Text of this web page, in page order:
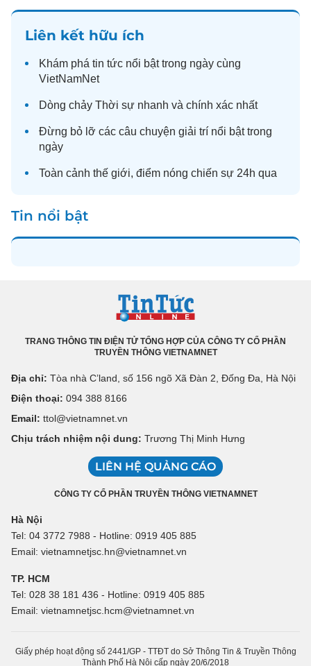
Liên kết hữu ích
Khám phá tin tức nổi bật trong ngày cùng
VietNamNet
Dòng chảy Thời sự nhanh và chính xác nhất
Đừng bỏ lỡ các câu chuyện giải trí nổi bật trong
ngày
Toàn cảnh thế giới, điểm nóng chiến sự 24h qua
Tin nổi bật
TRANG THÔNG TIN ĐIỆN TỬ TỔNG HỢP CỦA CÔNG TY CỔ PHẦN
TRUYỀN THÔNG VIETNAMNET
Địa chỉ: Tòa nhà C’land, số 156 ngõ Xã Đàn 2, Đống Đa, Hà Nội
Điện thoại: 094 388 8166
Email: ttol@vietnamnet.vn
Chịu trách nhiệm nội dung: Trương Thị Minh Hưng
LIÊN HỆ QUẢNG CÁO
CÔNG TY CỔ PHẦN TRUYỀN THÔNG VIETNAMNET
Hà Nội
Tel: 04 3772 7988 - Hotline: 0919 405 885
Email: vietnamnetjsc.hn@vietnamnet.vn
TP. HCM
Tel: 028 38 181 436 - Hotline: 0919 405 885
Email: vietnamnetjsc.hcm@vietnamnet.vn
Giấy phép hoạt động số 2441/GP - TTĐT do Sở Thông Tin & Truyền Thông
Thành Phố Hà Nội cấp ngày 20/6/2018